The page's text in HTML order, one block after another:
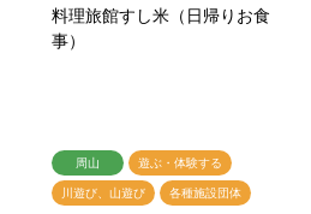
料理旅館すし米（日帰りお食
事）
周山
遊ぶ・体験する
川遊び、山遊び
各種施設団体